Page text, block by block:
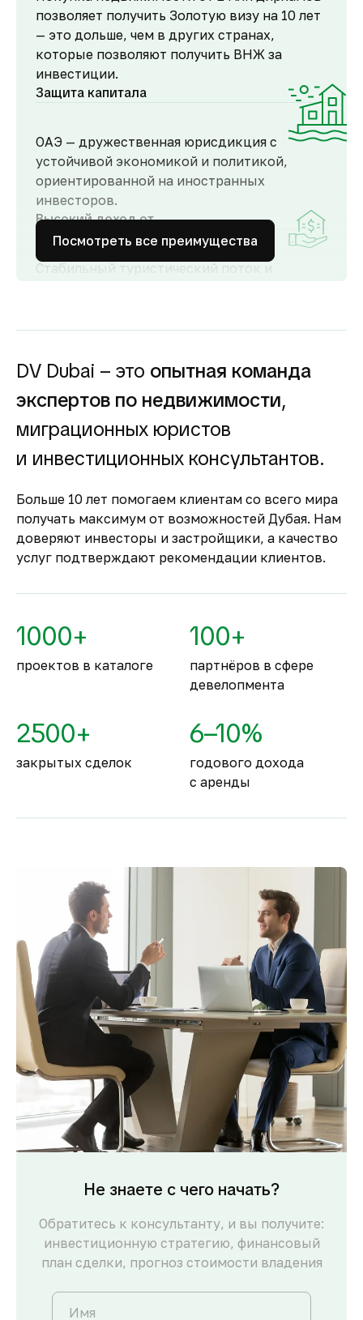
позволяет получить Золотую визу на 10 лет
— это дольше, чем в других странах,
которые позволяют получить ВНЖ за
инвестиции.
Защита капитала
ОАЭ — дружественная юрисдикция с
устойчивой экономикой и политикой,
ориентированной на иностранных
инвесторов.
Высокий доход от
аренды
Стабильный туристический поток и
доходность для инвесторов как от
аренды.
строящуюся
недвижимость
Оплата за объект поступает на эскроу-счёт.
Застройщик сможет получить с него деньги
только после ввода объекта в
Комфортное и
безопасное место для
жизни
По уровню безопасности жизни
занимают второе место в мире.
Посмотреть все преимущества
DV Dubai – это опытная команда
экспертов по недвижимости,
миграционных юристов
и инвестиционных консультантов.
Больше 10 лет помогаем клиентам со всего мира
получать максимум от возможностей Дубая. Нам
доверяют инвесторы и застройщики, а качество
услуг подтверждают рекомендации клиентов.
1000+
проектов в каталоге
100+
партнёров в сфере
девелопмента
2500+
закрытых сделок
6–10%
годового дохода
с аренды
Не знаете с чего начать?
Обратитесь к консультанту, и вы получите:
инвестиционную стратегию, финансовый
план сделки, прогноз стоимости владения